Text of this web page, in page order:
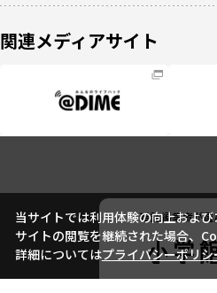
関連メディアサイト
当サイトでは利用体験の向上およ
サイトの閲覧を継続された場合、
詳細についてはプライバシーポリシ